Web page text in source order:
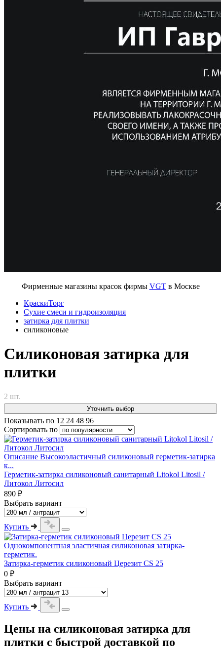
Фирменные магазины красок фирмы VGTв Москве
КраскиТорг
Сухие смеси и гидроизоляция
затирка для плитки
силиконовые
Силиконовая затирка для
плитки
2 шт.
Уточнить выбор
Показывать по 12 24 48 96
Сортировать по
Описание Высокоэластичный силиконовый герметик-затирка
к...
Герметик-затирка силиконовый санитарный Litokol Litosil /
Литокол Литосил
890 ₽
Выбрать вариант
Купить
Однокомпонентная эластичная силиконовая затирка-
герметик.
Затирка-герметик силиконовый Церезит CS 25
0 ₽
Выбрать вариант
Купить
Цены на силиконовая затирка для
плитки с быстрой доставкой по